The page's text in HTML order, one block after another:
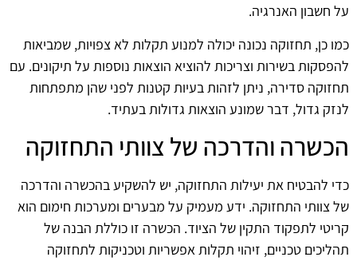
על חשבון האנרגיה.
כמו כן, תחזוקה נכונה יכולה למנוע תקלות לא צפויות, שמביאות
להפסקות בשירות וצריכות להוציא הוצאות נוספות על תיקונים. עם
תחזוקה סדירה, ניתן לזהות בעיות קטנות לפני שהן מתפתחות
לנזק גדול, דבר שמונע הוצאות גדולות בעתיד.
הכשרה והדרכה של צוותי התחזוקה
כדי להבטיח את יעילות התחזוקה, יש להשקיע בהכשרה והדרכה
של צוותי התחזוקה. ידע מעמיק על מבערים ומערכות חימום הוא
קריטי לתפקוד התקין של הציוד. הכשרה זו כוללת הבנה של
תהליכים טכניים, זיהוי תקלות אפשריות וטכניקות לתחזוקה